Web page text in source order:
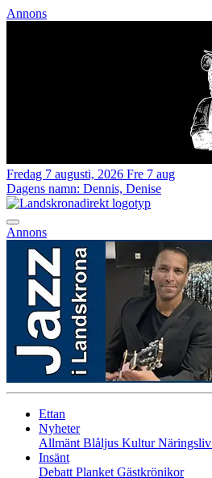
Annons
Fredag 7 augusti, 2026 Fre 7 aug
Dagens namn: Dennis, Denise
Annons
Ettan
Nyheter
Allmänt Blåljus KulturNäringsliv
Insänt
Debatt Planket Gästkrönikor